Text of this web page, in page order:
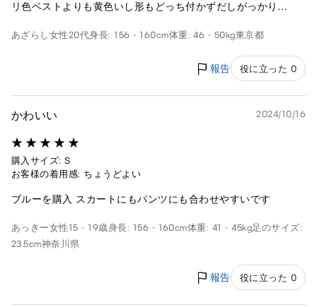
リ色ベストよりも黄色いし形もどっち付かずだしがっかり…
あざらし 女性20代身長: 156 - 160cm体重: 46 - 50kg東京都
報告 役に立った 0
かわいい 2024/10/16
購入サイズ: S
お客様の着用感: ちょうどよい
ブルーを購入 スカートにもパンツにも合わせやすいです
あっきー女性 15 - 19歳身長: 156 - 160cm体重: 41 - 45kg足のサイズ:
23.5cm神奈川県
報告 役に立った 0